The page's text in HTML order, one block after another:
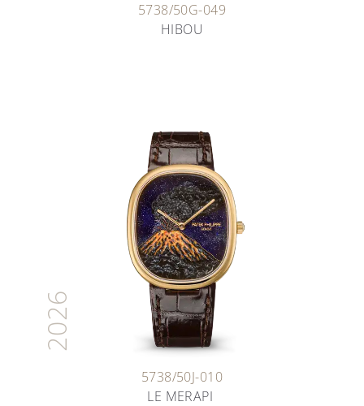
5738/50G-049
HIBOU
2026
5738/50J-010
LE MERAPI